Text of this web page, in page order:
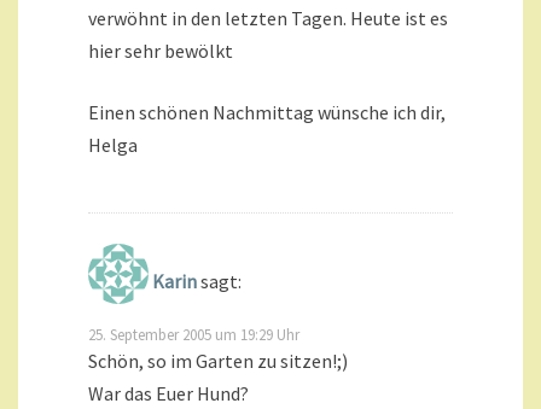
verwöhnt in den letzten Tagen. Heute ist es
hier sehr bewölkt
Einen schönen Nachmittag wünsche ich dir,
Helga
Karinsagt:
25. September 2005 um 19:29 Uhr
Schön, so im Garten zu sitzen!;)
War das Euer Hund?